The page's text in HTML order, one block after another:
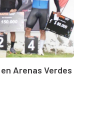
Arenas Verdes